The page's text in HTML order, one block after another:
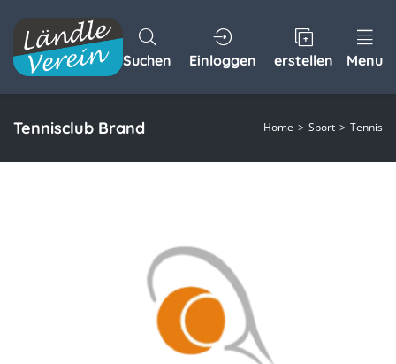
Suchen Einloggen erstellen Menu
Tennisclub Brand Home Sport Tennis